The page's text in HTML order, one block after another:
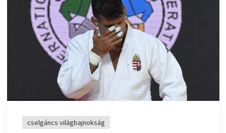
cselgáncs világbajnokság